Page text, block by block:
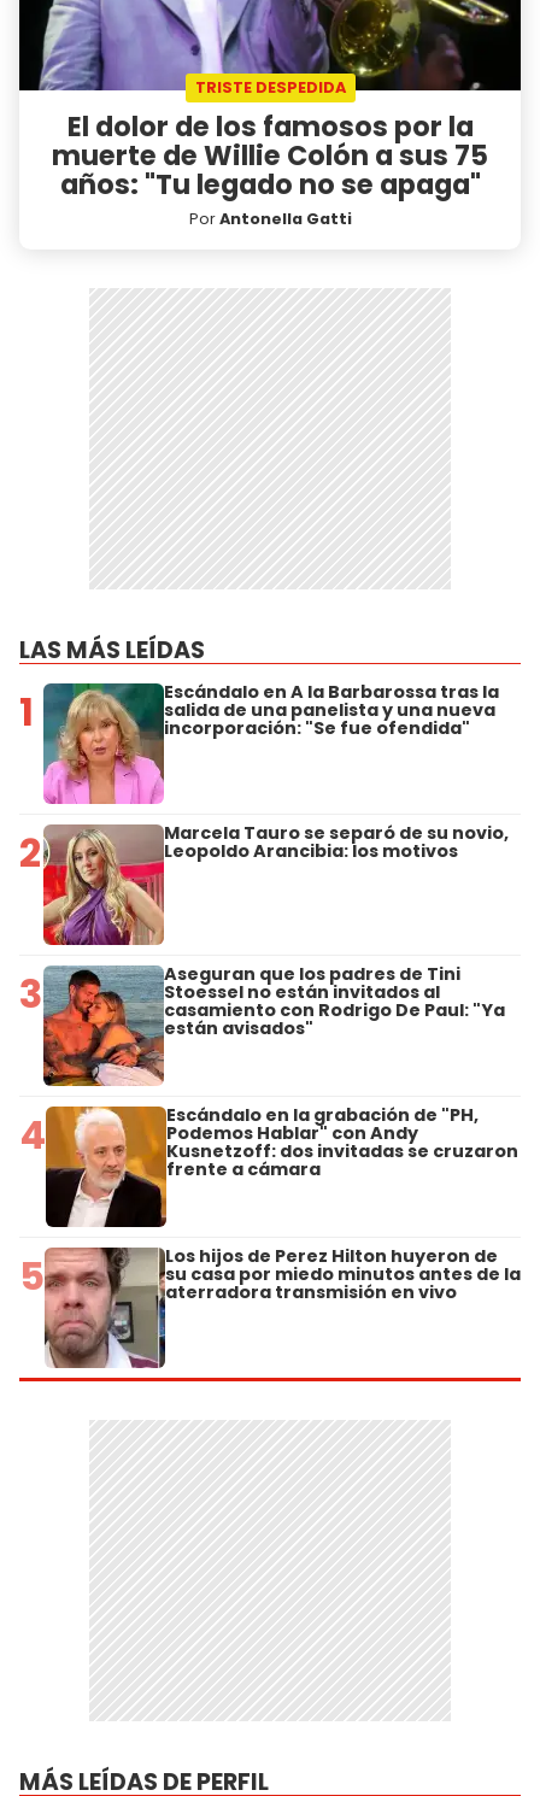
TRISTE DESPEDIDA
El dolor de los famosos por la
muerte de Willie Colón a sus 75
años: "Tu legado no se apaga"
PorAntonella Gatti
LAS MÁS LEÍDAS
1 Escándalo en A la Barbarossa tras la
salida de una panelista y una nueva
incorporación: "Se fue ofendida"
2 Marcela Tauro se separó de su novio,
Leopoldo Arancibia: los motivos
3 Aseguran que los padres de Tini
Stoessel no están invitados al
casamiento con Rodrigo De Paul: "Ya
están avisados"
4 Escándalo en la grabación de "PH,
Podemos Hablar" con Andy
Kusnetzoff: dos invitadas se cruzaron
frente a cámara
5 Los hijos de Perez Hilton huyeron de
su casa por miedo minutos antes de la
aterradora transmisión en vivo
MÁS LEÍDAS DE PERFIL